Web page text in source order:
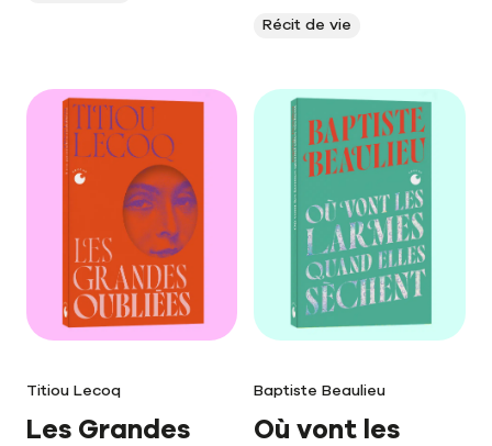
Récit de vie
Titiou Lecoq
Les Grandes
Baptiste Beaulieu
Où vont les